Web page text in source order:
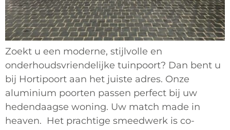
Zoekt u een moderne, stijlvolle en
onderhoudsvriendelijke tuinpoort? Dan bent u
bij Hortipoort aan het juiste adres. Onze
aluminium poorten passen perfect bij uw
hedendaagse woning. Uw match made in
heaven. Het prachtige smeedwerk is co-